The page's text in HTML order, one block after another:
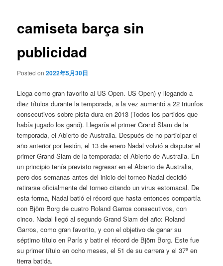
camiseta barça sin
publicidad
Posted on2022年5月30日
Llega como gran favorito al US Open. US Open) y llegando a
diez títulos durante la temporada, a la vez aumentó a 22 triunfos
consecutivos sobre pista dura en 2013 (Todos los partidos que
había jugado los ganó). Llegaría el primer Grand Slam de la
temporada, el Abierto de Australia. Después de no participar el
año anterior por lesión, el 13 de enero Nadal volvió a disputar el
primer Grand Slam de la temporada: el Abierto de Australia. En
un principio tenía previsto regresar en el Abierto de Australia,
pero dos semanas antes del inicio del torneo Nadal decidió
retirarse oficialmente del torneo citando un virus estomacal. De
esta forma, Nadal batió el récord que hasta entonces compartía
con Björn Borg de cuatro Roland Garros consecutivos, con
cinco. Nadal llegó al segundo Grand Slam del año: Roland
Garros, como gran favorito, y con el objetivo de ganar su
séptimo título en París y batir el récord de Björn Borg. Este fue
su primer título en ocho meses, el 51 de su carrera y el 37º en
tierra batida.